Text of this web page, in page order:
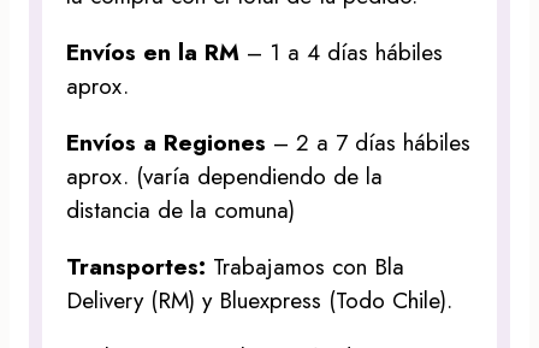
Envíos en la RM – 1 a 4 días hábiles
aprox.
Envíos a Regiones – 2 a 7 días hábiles
aprox. (varía dependiendo de la
distancia de la comuna)
Transportes: Trabajamos con Bla
Delivery (RM) y Bluexpress (Todo Chile).